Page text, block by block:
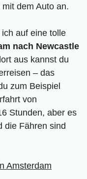
dem Auto an.
auf eine tolle
nach Newcastle
aus kannst du
– das
zum Beispiel
von
Stunden, aber es
die Fähren sind
Amsterdam